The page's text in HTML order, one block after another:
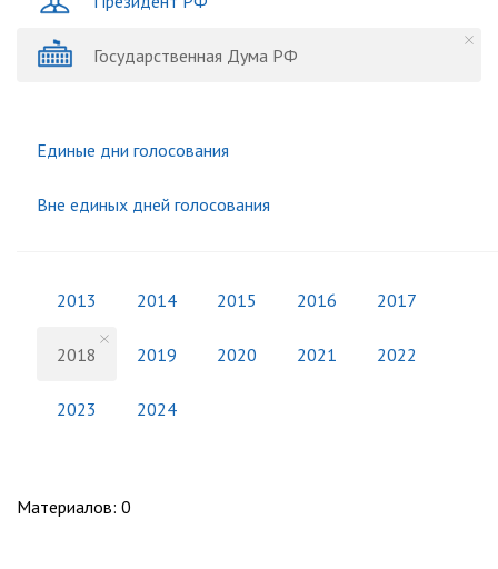
Государственная Дума РФ
Единые дни голосования
Вне единых дней голосования
2013 2014 2015 2016 2017
2018 2019 2020 2021 2022
2023 2024
Материалов: 0